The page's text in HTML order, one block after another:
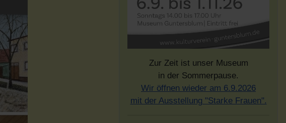
Zur Zeit ist unser Museum
in der Sommerpause.
Wir öffnen wieder am 6.9.2026
mit der Ausstellung "Starke Frauen".